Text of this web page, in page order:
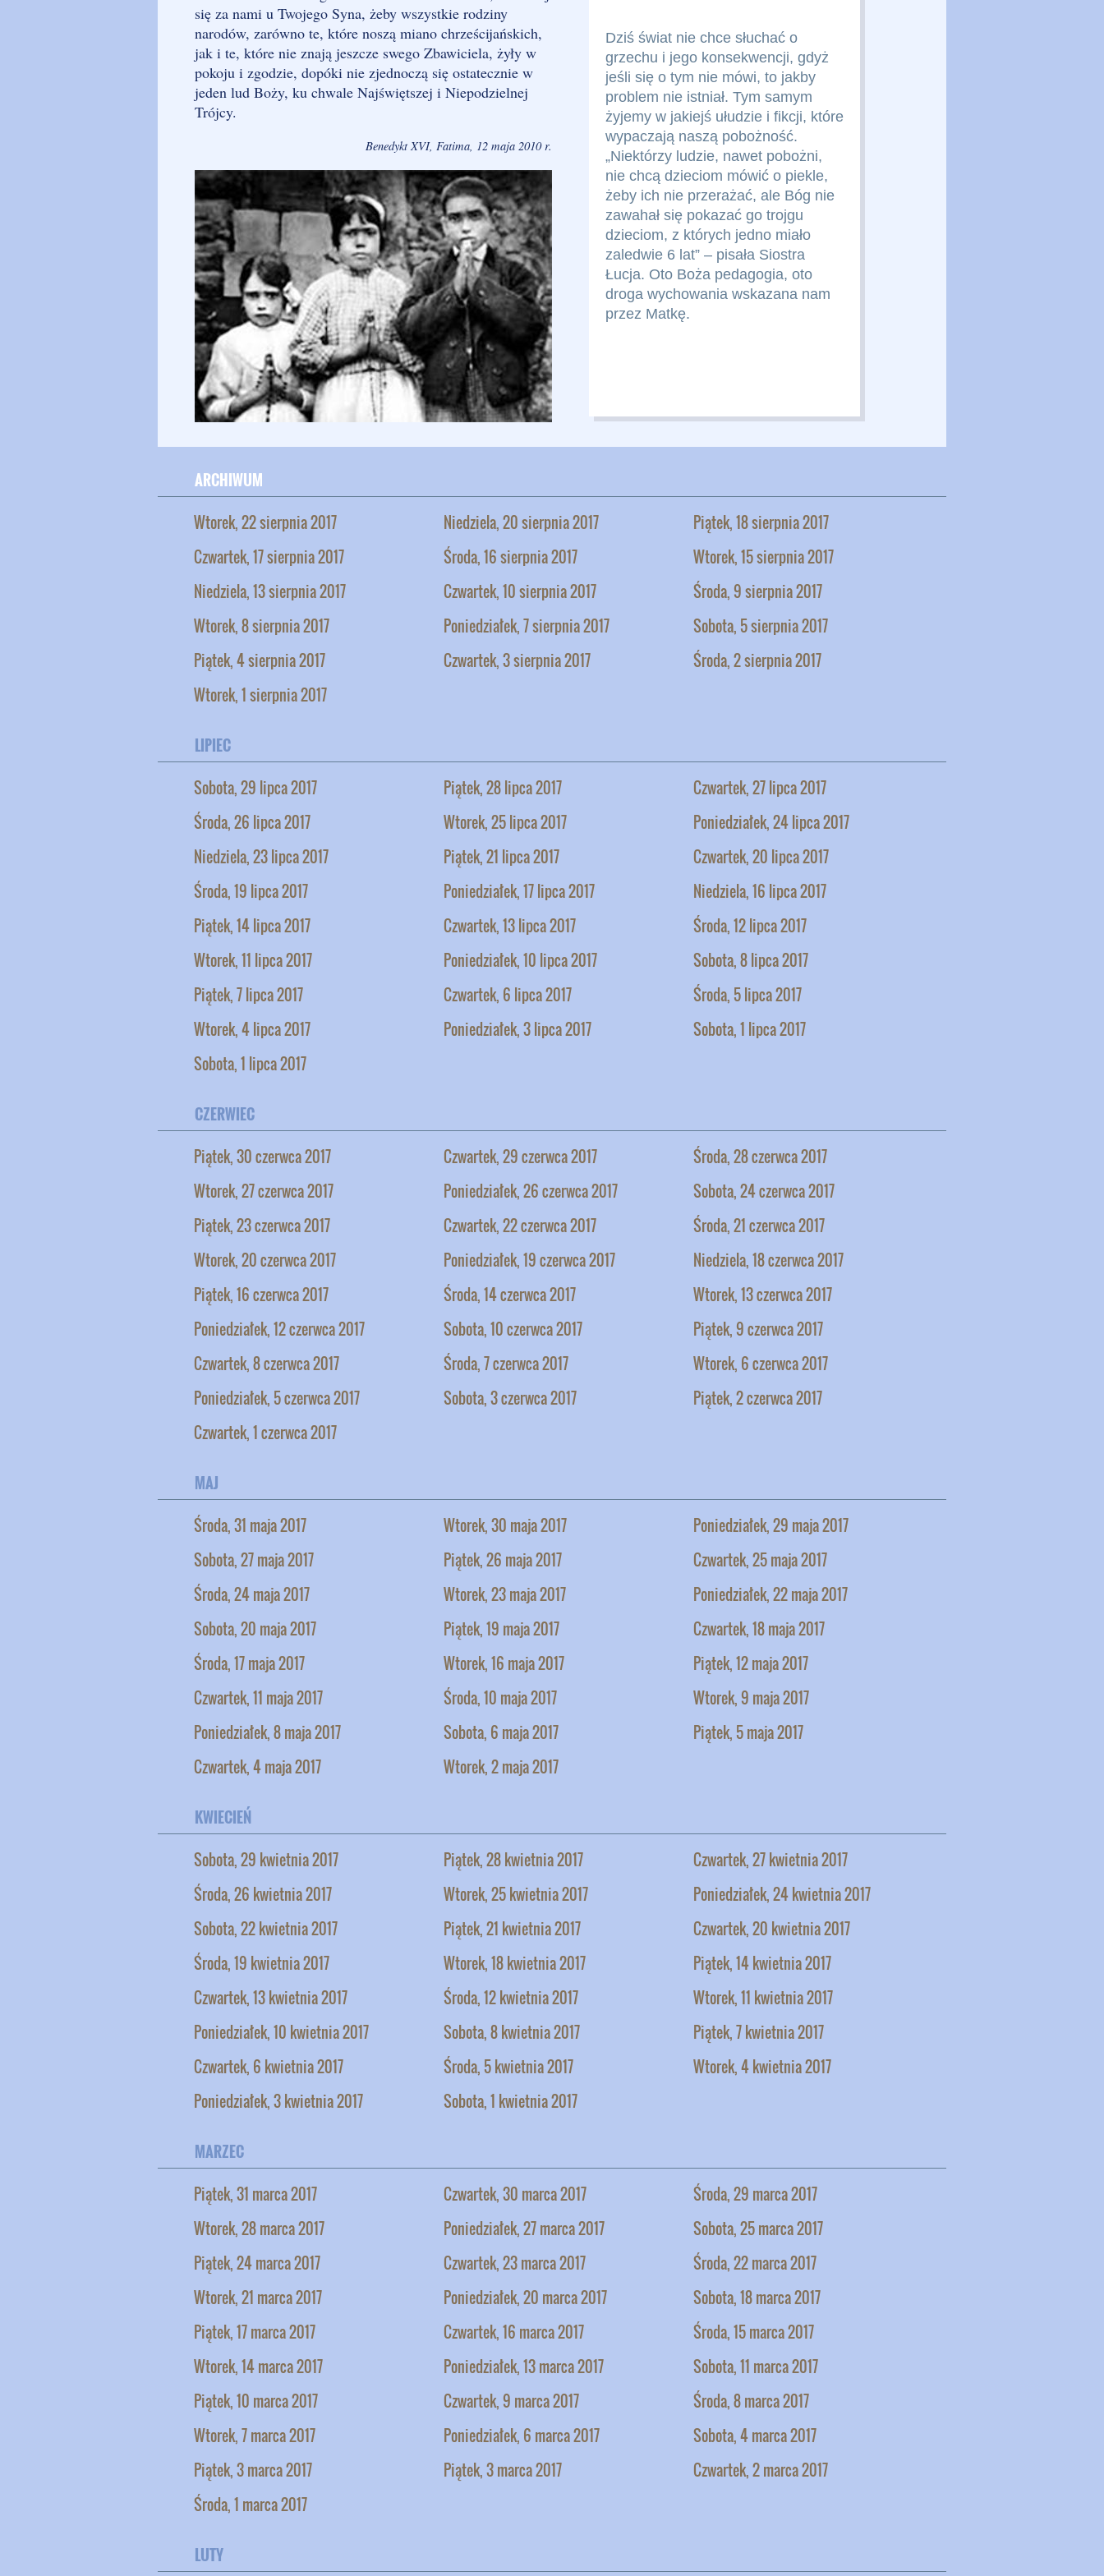
się za nami u Twojego Syna, żeby wszystkie rodziny
narodów, zarówno te, które noszą miano chrześcijańskich,
jak i te, które nie znają jeszcze swego Zbawiciela, żyły w
pokoju i zgodzie, dopóki nie zjednoczą się ostatecznie w
jeden lud Boży, ku chwale Najświętszej i Niepodzielnej
Trójcy.
Benedykt XVI, Fatima, 12 maja 2010 r.
Dziś świat nie chce słuchać o
grzechu i jego konsekwencji, gdyż
jeśli się o tym nie mówi, to jakby
problem nie istniał. Tym samym
żyjemy w jakiejś ułudzie i fikcji, które
wypaczają naszą pobożność.
„Niektórzy ludzie, nawet pobożni,
nie chcą dzieciom mówić o piekle,
żeby ich nie przerażać, ale Bóg nie
zawahał się pokazać go trojgu
dzieciom, z których jedno miało
zaledwie 6 lat” – pisała Siostra
Łucja. Oto Boża pedagogia, oto
droga wychowania wskazana nam
przez Matkę.
ARCHIWUM
Wtorek, 22 sierpnia 2017
Niedziela, 20 sierpnia 2017
Piątek, 18 sierpnia 2017
Czwartek, 17 sierpnia 2017
Środa, 16 sierpnia 2017
Wtorek, 15 sierpnia 2017
Niedziela, 13 sierpnia 2017
Czwartek, 10 sierpnia 2017
Środa, 9 sierpnia 2017
Wtorek, 8 sierpnia 2017
Poniedziałek, 7 sierpnia 2017
Sobota, 5 sierpnia 2017
Piątek, 4 sierpnia 2017
Czwartek, 3 sierpnia 2017
Środa, 2 sierpnia 2017
Wtorek, 1 sierpnia 2017
LIPIEC
Sobota, 29 lipca 2017
Piątek, 28 lipca 2017
Czwartek, 27 lipca 2017
Środa, 26 lipca 2017
Wtorek, 25 lipca 2017
Poniedziałek, 24 lipca 2017
Niedziela, 23 lipca 2017
Piątek, 21 lipca 2017
Czwartek, 20 lipca 2017
Środa, 19 lipca 2017
Poniedziałek, 17 lipca 2017
Niedziela, 16 lipca 2017
Piątek, 14 lipca 2017
Czwartek, 13 lipca 2017
Środa, 12 lipca 2017
Wtorek, 11 lipca 2017
Poniedziałek, 10 lipca 2017
Sobota, 8 lipca 2017
Piątek, 7 lipca 2017
Czwartek, 6 lipca 2017
Środa, 5 lipca 2017
Wtorek, 4 lipca 2017
Poniedziałek, 3 lipca 2017
Sobota, 1 lipca 2017
Sobota, 1 lipca 2017
CZERWIEC
Piątek, 30 czerwca 2017
Czwartek, 29 czerwca 2017
Środa, 28 czerwca 2017
Wtorek, 27 czerwca 2017
Poniedziałek, 26 czerwca 2017
Sobota, 24 czerwca 2017
Piątek, 23 czerwca 2017
Czwartek, 22 czerwca 2017
Środa, 21 czerwca 2017
Wtorek, 20 czerwca 2017
Poniedziałek, 19 czerwca 2017
Niedziela, 18 czerwca 2017
Piątek, 16 czerwca 2017
Środa, 14 czerwca 2017
Wtorek, 13 czerwca 2017
Poniedziałek, 12 czerwca 2017
Sobota, 10 czerwca 2017
Piątek, 9 czerwca 2017
Czwartek, 8 czerwca 2017
Środa, 7 czerwca 2017
Wtorek, 6 czerwca 2017
Poniedziałek, 5 czerwca 2017
Sobota, 3 czerwca 2017
Piątek, 2 czerwca 2017
Czwartek, 1 czerwca 2017
MAJ
Środa, 31 maja 2017
Wtorek, 30 maja 2017
Poniedziałek, 29 maja 2017
Sobota, 27 maja 2017
Piątek, 26 maja 2017
Czwartek, 25 maja 2017
Środa, 24 maja 2017
Wtorek, 23 maja 2017
Poniedziałek, 22 maja 2017
Sobota, 20 maja 2017
Piątek, 19 maja 2017
Czwartek, 18 maja 2017
Środa, 17 maja 2017
Wtorek, 16 maja 2017
Piątek, 12 maja 2017
Czwartek, 11 maja 2017
Środa, 10 maja 2017
Wtorek, 9 maja 2017
Poniedziałek, 8 maja 2017
Sobota, 6 maja 2017
Piątek, 5 maja 2017
Czwartek, 4 maja 2017
Wtorek, 2 maja 2017
KWIECIEŃ
Sobota, 29 kwietnia 2017
Piątek, 28 kwietnia 2017
Czwartek, 27 kwietnia 2017
Środa, 26 kwietnia 2017
Wtorek, 25 kwietnia 2017
Poniedziałek, 24 kwietnia 2017
Sobota, 22 kwietnia 2017
Piątek, 21 kwietnia 2017
Czwartek, 20 kwietnia 2017
Środa, 19 kwietnia 2017
Wtorek, 18 kwietnia 2017
Piątek, 14 kwietnia 2017
Czwartek, 13 kwietnia 2017
Środa, 12 kwietnia 2017
Wtorek, 11 kwietnia 2017
Poniedziałek, 10 kwietnia 2017
Sobota, 8 kwietnia 2017
Piątek, 7 kwietnia 2017
Czwartek, 6 kwietnia 2017
Środa, 5 kwietnia 2017
Wtorek, 4 kwietnia 2017
Poniedziałek, 3 kwietnia 2017
Sobota, 1 kwietnia 2017
MARZEC
Piątek, 31 marca 2017
Czwartek, 30 marca 2017
Środa, 29 marca 2017
Wtorek, 28 marca 2017
Poniedziałek, 27 marca 2017
Sobota, 25 marca 2017
Piątek, 24 marca 2017
Czwartek, 23 marca 2017
Środa, 22 marca 2017
Wtorek, 21 marca 2017
Poniedziałek, 20 marca 2017
Sobota, 18 marca 2017
Piątek, 17 marca 2017
Czwartek, 16 marca 2017
Środa, 15 marca 2017
Wtorek, 14 marca 2017
Poniedziałek, 13 marca 2017
Sobota, 11 marca 2017
Piątek, 10 marca 2017
Czwartek, 9 marca 2017
Środa, 8 marca 2017
Wtorek, 7 marca 2017
Poniedziałek, 6 marca 2017
Sobota, 4 marca 2017
Piątek, 3 marca 2017
Piątek, 3 marca 2017
Czwartek, 2 marca 2017
Środa, 1 marca 2017
LUTY